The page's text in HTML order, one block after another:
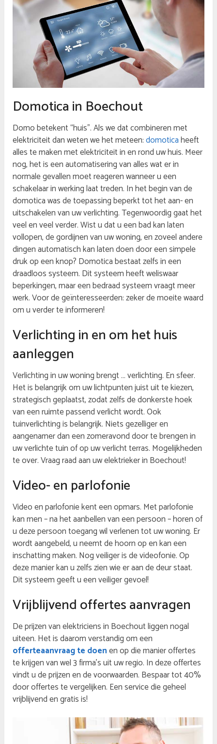
Domotica in Boechout
Domo betekent “huis”. Als we dat combineren met
elektriciteit dan weten we het meteen:domoticaheeft
alles te maken met elektriciteit in en rond uw huis. Meer
nog, het is een automatisering van alles wat er in
normale gevallen moet reageren wanneer u een
schakelaar in werking laat treden. In het begin van de
domotica was de toepassing beperkt tot het aan- en
uitschakelen van uw verlichting. Tegenwoordig gaat het
veel en veel verder. Wist u dat u een bad kan laten
vollopen, de gordijnen van uw woning, en zoveel andere
dingen automatisch kan laten doen door een simpele
druk op een knop? Domotica bestaat zelfs in een
draadloos systeem. Dit systeem heeft weliswaar
beperkingen, maar een bedraad systeem vraagt meer
werk. Voor de geïnteresseerden: zeker de moeite waard
om u verder te informeren!
Verlichting in en om het huis
aanleggen
Verlichting in uw woning brengt … verlichting. En sfeer.
Het is belangrijk om uw lichtpunten juist uit te kiezen,
strategisch geplaatst, zodat zelfs de donkerste hoek
van een ruimte passend verlicht wordt. Ook
tuinverlichting is belangrijk. Niets gezelliger en
aangenamer dan een zomeravond door te brengen in
uw verlichte tuin of op uw verlicht terras. Mogelijkheden
te over. Vraag raad aan uw elektrieker in Boechout!
Video- en parlofonie
Video en parlofonie kent een opmars. Met parlofonie
kan men – na het aanbellen van een persoon – horen of
u deze persoon toegang wil verlenen tot uw woning. Er
wordt aangebeld, u neemt de hoorn op en kan een
inschatting maken. Nog veiliger is de videofonie. Op
deze manier kan u zelfs zien wie er aan de deur staat.
Dit systeem geeft u een veiliger gevoel!
Vrijblijvend offertes aanvragen
De prijzen van elektriciens in Boechout liggen nogal
uiteen. Het is daarom verstandig om een
offerteaanvraag te doenen op die manier offertes
te krijgen van wel 3 firma’s uit uw regio. In deze offertes
vindt u de prijzen en de voorwaarden. Bespaar tot 40%
door offertes te vergelijken. Een service die geheel
vrijblijvend en gratis is!